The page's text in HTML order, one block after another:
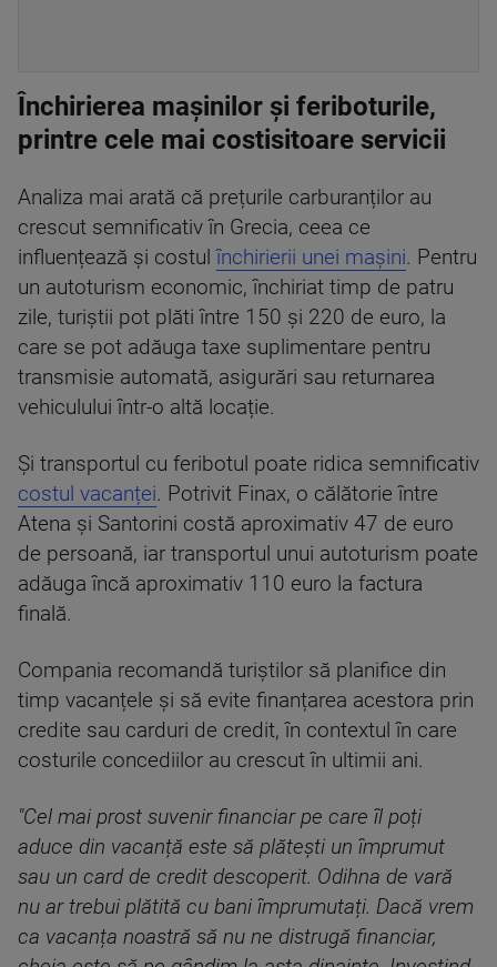
Închirierea mașinilor și feriboturile,
printre cele mai costisitoare servicii
Analiza mai arată că prețurile carburanților au
crescut semnificativ în Grecia, ceea ce
influențează și costulînchirierii unei mașini. Pentru
un autoturism economic, închiriat timp de patru
zile, turiștii pot plăti între 150 și 220 de euro, la
care se pot adăuga taxe suplimentare pentru
transmisie automată, asigurări sau returnarea
vehiculului într-o altă locație.
Și transportul cu feribotul poate ridica semnificativ
costul vacanței. Potrivit Finax, o călătorie între
Atena și Santorini costă aproximativ 47 de euro
de persoană, iar transportul unui autoturism poate
adăuga încă aproximativ 110 euro la factura
finală.
Compania recomandă turiștilor să planifice din
timp vacanțele și să evite finanțarea acestora prin
credite sau carduri de credit, în contextul în care
costurile concediilor au crescut în ultimii ani.
"Cel mai prost suvenir financiar pe care îl poți
aduce din vacanță este să plătești un împrumut
sau un card de credit descoperit. Odihna de vară
nu ar trebui plătită cu bani împrumutați. Dacă vrem
ca vacanța noastră să nu ne distrugă financiar,